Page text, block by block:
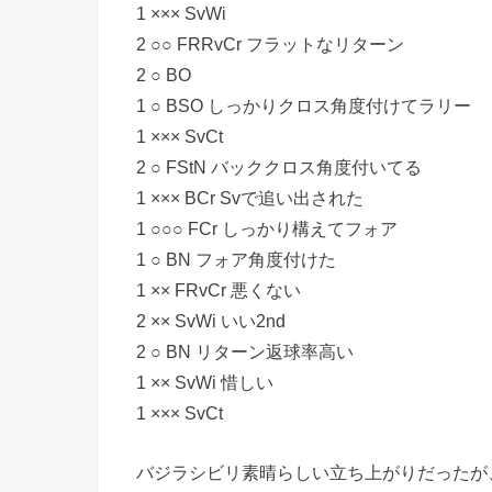
1 ××× SvWi
2 ○○ FRRvCr フラットなリターン
2 ○ BO
1 ○ BSO しっかりクロス角度付けてラリー
1 ××× SvCt
2 ○ FStN バッククロス角度付いてる
1 ××× BCr Svで追い出された
1 ○○○ FCr しっかり構えてフォア
1 ○ BN フォア角度付けた
1 ×× FRvCr 悪くない
2 ×× SvWi いい2nd
2 ○ BN リターン返球率高い
1 ×× SvWi 惜しい
1 ××× SvCt
バジラシビリ素晴らしい立ち上がりだったが